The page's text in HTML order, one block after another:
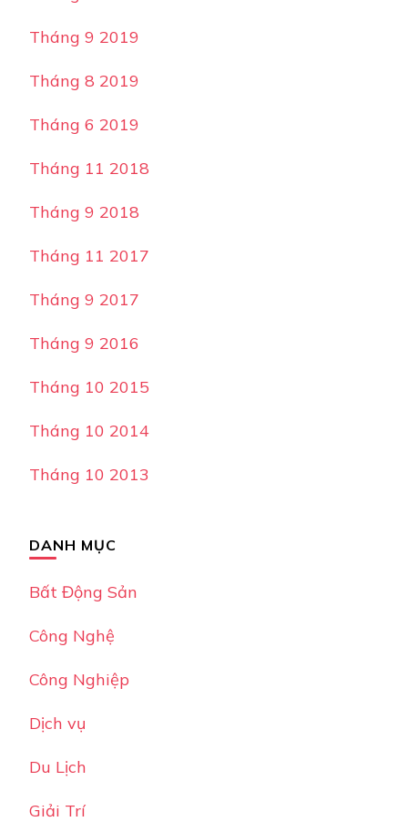
Tháng 9 2019
Tháng 8 2019
Tháng 6 2019
Tháng 11 2018
Tháng 9 2018
Tháng 11 2017
Tháng 9 2017
Tháng 9 2016
Tháng 10 2015
Tháng 10 2014
Tháng 10 2013
DANH MỤC
Bất Động Sản
Công Nghệ
Công Nghiệp
Dịch vụ
Du Lịch
Giải Trí